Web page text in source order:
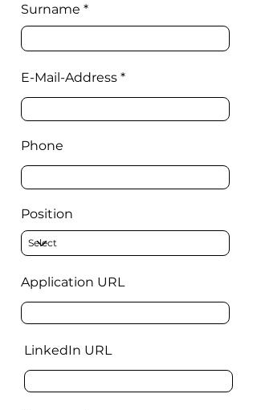
Surname
E-Mail-Address
Phone
Position
Application URL
LinkedIn URL